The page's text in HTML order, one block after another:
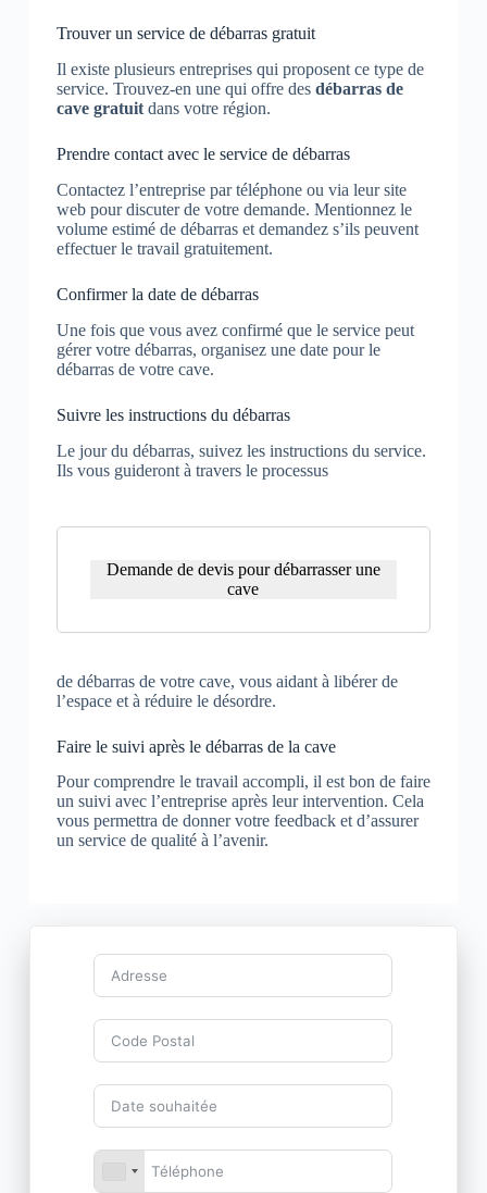
Trouver un service de débarras gratuit
Il existe plusieurs entreprises qui proposent ce type de
service. Trouvez-en une qui offre des débarras de
cave gratuitdans votre région.
Prendre contact avec le service de débarras
Contactez l’entreprise par téléphone ou via leur site
web pour discuter de votre demande. Mentionnez le
volume estimé de débarras et demandez s’ils peuvent
effectuer le travail gratuitement.
Confirmer la date de débarras
Une fois que vous avez confirmé que le service peut
gérer votre débarras, organisez une date pour le
débarras de votre cave.
Suivre les instructions du débarras
Le jour du débarras, suivez les instructions du service.
Ils vous guideront à travers le processus
Demande de devis pour débarrasser une
cave
de débarras de votre cave, vous aidant à libérer de
l’espace et à réduire le désordre.
Faire le suivi après le débarras de la cave
Pour comprendre le travail accompli, il est bon de faire
un suivi avec l’entreprise après leur intervention. Cela
vous permettra de donner votre feedback et d’assurer
un service de qualité à l’avenir.